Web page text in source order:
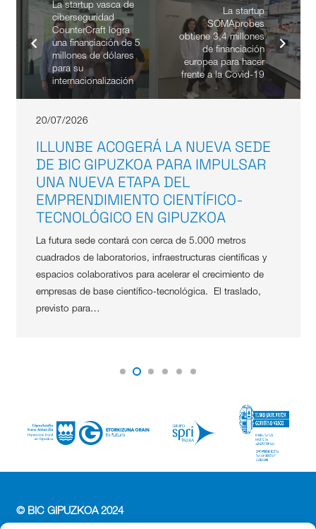
La startup vasca de
ciberseguridad
CounterCraft logra
una financiación de 5
millones de dólares
para su
internacionalización
La startup
SOMAprobes
obtiene 3,4 millones
de financiación
europea para hacer
frente a la Covid-19
20/07/2026
ILLUNBE ACOGERÁ LA NUEVA SEDE
DE BIC GIPUZKOA PARA IMPULSAR
UNA NUEVA ETAPA DEL
EMPRENDIMIENTO CIENTÍFICO-
TECNOLÓGICO EN GIPUZKOA
La futura sede contará con cerca de 5.000 metros
cuadrados de laboratorios, infraestructuras científicas y
espacios colaborativos para acelerar el crecimiento de
empresas de base científico-tecnológica. El traslado,
previsto para…
© BIC GIPUZKOA 2024